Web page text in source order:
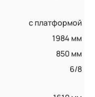
с платформой
1984 мм
850 мм
6/8